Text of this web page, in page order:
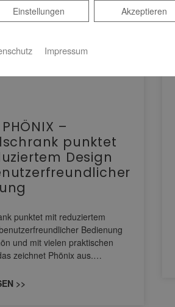
–
punktet
Design
punktet mit reduziertem
Bedienung
und mit vielen praktischen
zeichnet Phönix aus.…
>>
Akzeptieren
Einstellungen
Impressum